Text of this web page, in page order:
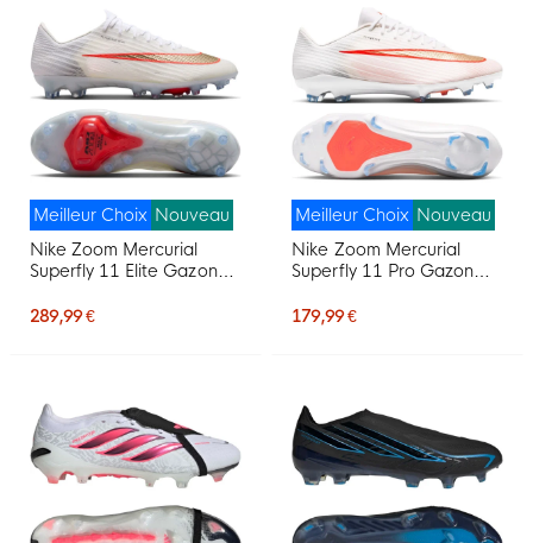
Meilleur Choix Nouveau
Nike Zoom Mercurial
Superfly 11 Elite Gazon
Foot (AG) Blanc Rouge
289,99 €
Meilleur Choix Nouveau
Nike Zoom Mercurial
Superfly 11 Pro Gazon
Foot (FG) Blanc Rouge Vif
179,99 €